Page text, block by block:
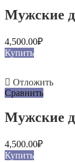
Мужские
4,500.00₽
Купить
Отложить
Сравнить
Мужские
4,500.00₽
Купить